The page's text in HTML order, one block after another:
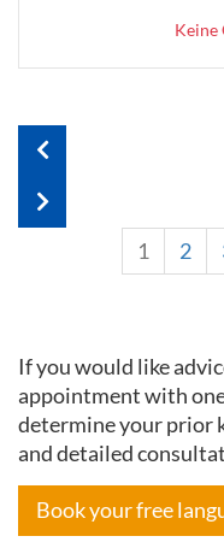
Keine
1 2
If you would like
appointment with
determine your prior
and detailed
Book your free